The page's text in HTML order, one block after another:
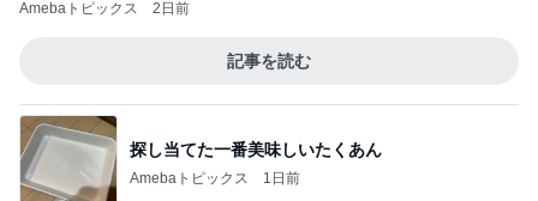
Amebaトピックス 2日前
記事を読む
探し当てた一番美味しいたくあん
Amebaトピックス 1日前